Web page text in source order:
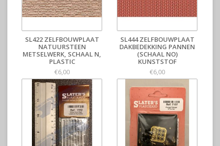
SL422 ZELFBOUWPLAAT
NATUURSTEEN
METSELWERK, SCHAAL N,
PLASTIC
€6,00
SL444 ZELFBOUWPLAAT
DAKBEDEKKING PANNEN
(SCHAAL NO)
KUNSTSTOF
€6,00